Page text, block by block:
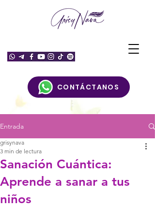
CONTÁCTANOS
Entrada
Sanación Cuántica:
Aprende a sanar a tus
niños
grisynava
3 min de lectura